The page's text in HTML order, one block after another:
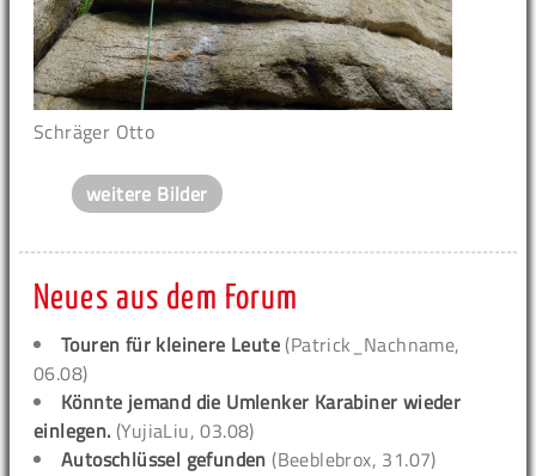
Schräger Otto
weitere Bilder
Neues aus dem Forum
Touren für kleinere Leute (Patrick_Nachname,
06.08)
Könnte jemand die Umlenker Karabiner wieder
einlegen. (YujiaLiu, 03.08)
Autoschlüssel gefunden (Beeblebrox, 31.07)